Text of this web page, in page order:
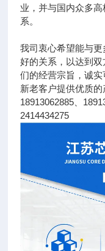
业，并与国内众多
系。
我司衷心希望能与
好的关系，以达到
们的经营宗旨，诚
新老客户提供优质的
18913062885、
2414434275